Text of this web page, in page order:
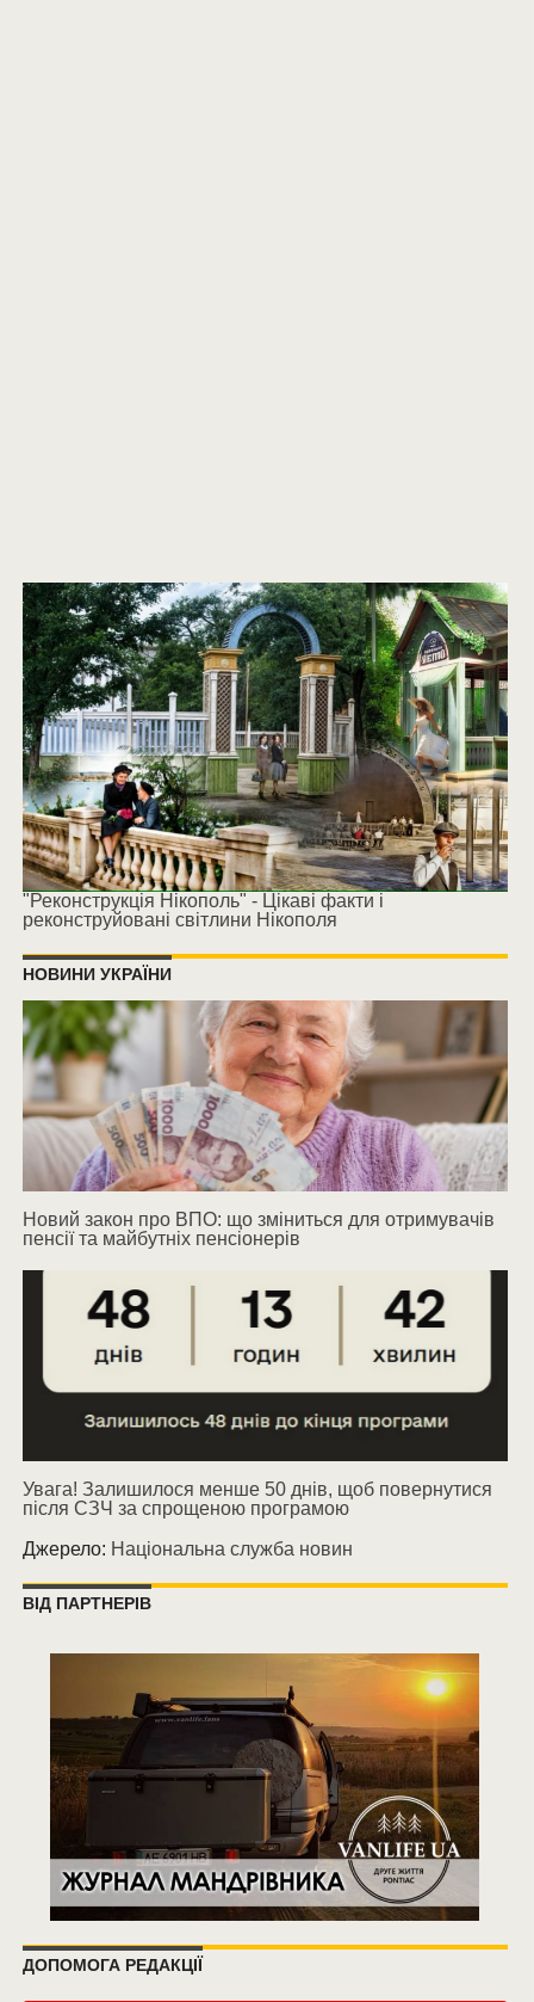
"Реконструкція Нікополь" - Цікаві факти і
реконструйовані світлини Нікополя
НОВИНИ УКРАЇНИ
Новий закон про ВПО: що зміниться для отримувачів
пенсії та майбутніх пенсіонерів
Увага! Залишилося менше 50 днів, щоб повернутися
після СЗЧ за спрощеною програмою
Джерело: Національна служба новин
ВІД ПАРТНЕРІВ
ДОПОМОГА РЕДАКЦІЇ